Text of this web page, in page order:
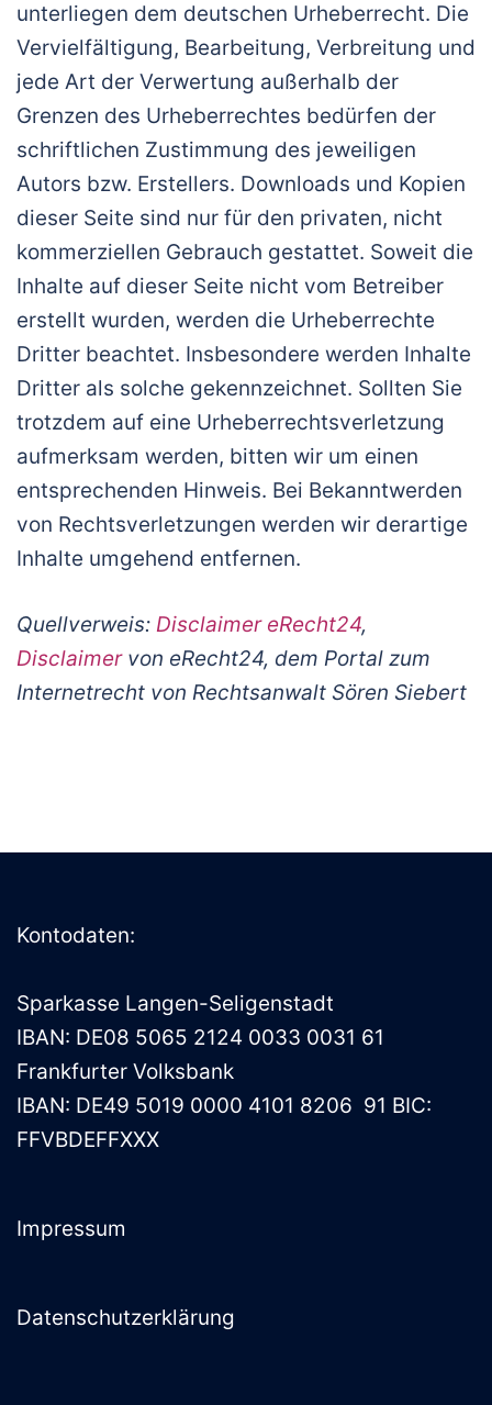
unterliegen dem deutschen Urheberrecht. Die
Vervielfältigung, Bearbeitung, Verbreitung und
jede Art der Verwertung außerhalb der
Grenzen des Urheberrechtes bedürfen der
schriftlichen Zustimmung des jeweiligen
Autors bzw. Erstellers. Downloads und Kopien
dieser Seite sind nur für den privaten, nicht
kommerziellen Gebrauch gestattet. Soweit die
Inhalte auf dieser Seite nicht vom Betreiber
erstellt wurden, werden die Urheberrechte
Dritter beachtet. Insbesondere werden Inhalte
Dritter als solche gekennzeichnet. Sollten Sie
trotzdem auf eine Urheberrechtsverletzung
aufmerksam werden, bitten wir um einen
entsprechenden Hinweis. Bei Bekanntwerden
von Rechtsverletzungen werden wir derartige
Inhalte umgehend entfernen.
Quellverweis: Disclaimer eRecht24,
Disclaimervon eRecht24, dem Portal zum
Internetrecht von Rechtsanwalt Sören Siebert
Kontodaten:
Sparkasse Langen-Seligenstadt
IBAN: DE08 5065 2124 0033 0031 61
Frankfurter Volksbank
IBAN: DE49 5019 0000 4101 8206 91 BIC:
FFVBDEFFXXX
Impressum
Datenschutzerklärung